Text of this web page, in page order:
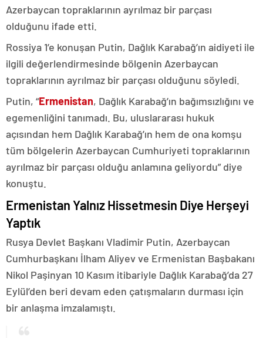
Azerbaycan topraklarının ayrılmaz bir parçası
olduğunu ifade etti.
Rossiya 1’e konuşan Putin, Dağlık Karabağ’ın aidiyeti ile
ilgili değerlendirmesinde bölgenin Azerbaycan
topraklarının ayrılmaz bir parçası olduğunu söyledi.
Putin, “Ermenistan, Dağlık Karabağ’ın bağımsızlığını ve
egemenliğini tanımadı. Bu, uluslararası hukuk
açısından hem Dağlık Karabağ’ın hem de ona komşu
tüm bölgelerin Azerbaycan Cumhuriyeti topraklarının
ayrılmaz bir parçası olduğu anlamına geliyordu” diye
konuştu.
Ermenistan Yalnız Hissetmesin Diye Herşeyi
Yaptık
Rusya Devlet Başkanı Vladimir Putin, Azerbaycan
Cumhurbaşkanı İlham Aliyev ve Ermenistan Başbakanı
Nikol Paşinyan 10 Kasım itibariyle Dağlık Karabağ’da 27
Eylül’den beri devam eden çatışmaların durması için
bir anlaşma imzalamıştı.